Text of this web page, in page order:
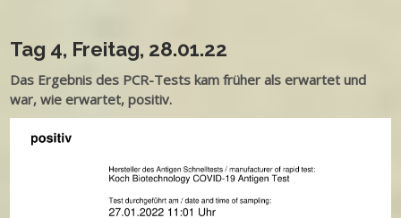
Tag 4, Freitag, 28.01.22
Das Ergebnis des PCR-Tests kam früher als erwartet und
war, wie erwartet, positiv.